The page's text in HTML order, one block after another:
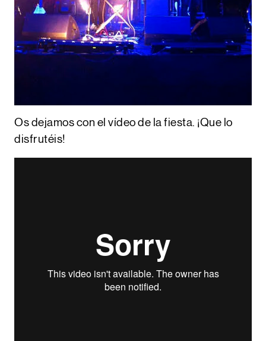
Os dejamos con el vídeo de la fiesta. ¡Que lo
disfrutéis!